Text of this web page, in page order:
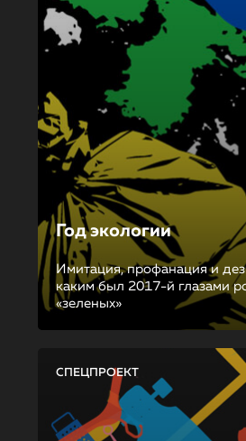
Год экологии
Имитация, профанация и
каким был 2017-й глазами
«зеленых»
СПЕЦПРОЕКТ